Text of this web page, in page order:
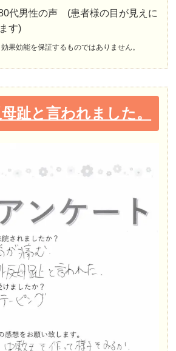
代男性の声 (患者様の目が見えに
す)
果効能を保証するものではありません。
趾と言われました。